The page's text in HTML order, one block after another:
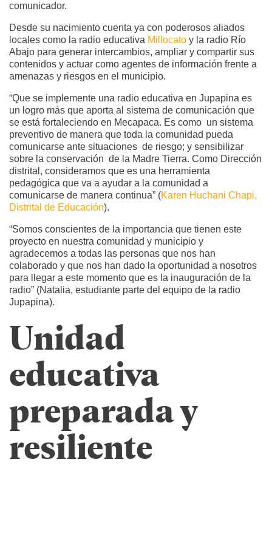
comunicador.
Desde su nacimiento cuenta ya con poderosos aliados
locales como la radio educativa Millocato y la radio Río
Abajo para generar intercambios, ampliar y compartir sus
contenidos y actuar como agentes de información frente a
amenazas y riesgos en el municipio.
“Que se implemente una radio educativa en Jupapina es
un logro más que aporta al sistema de comunicación que
se está fortaleciendo en Mecapaca. Es como un sistema
preventivo de manera que toda la comunidad pueda
comunicarse ante situaciones de riesgo; y sensibilizar
sobre la conservación de la Madre Tierra. Como Dirección
distrital, consideramos que es una herramienta
pedagógica que va a ayudar a la comunidad a
comunicarse de manera continua” (Karen Huchani Chapi,
Distrital de Educación).
“Somos conscientes de la importancia que tienen este
proyecto en nuestra comunidad y municipio y
agradecemos a todas las personas que nos han
colaborado y que nos han dado la oportunidad a nosotros
para llegar a este momento que es la inauguración de la
radio” (Natalia, estudiante parte del equipo de la radio
Jupapina).
Unidad
educativa
preparada y
resiliente